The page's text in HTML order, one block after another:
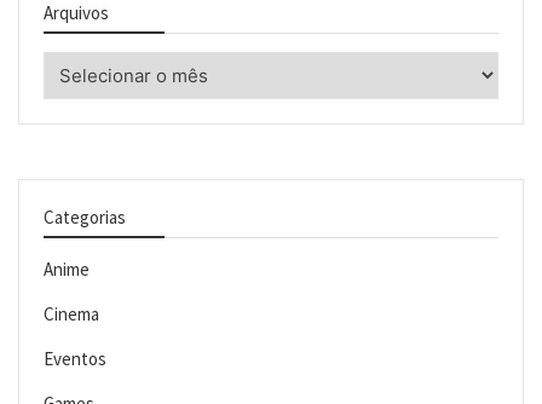
Arquivos
Arquivos
Categorias
Anime
Cinema
Eventos